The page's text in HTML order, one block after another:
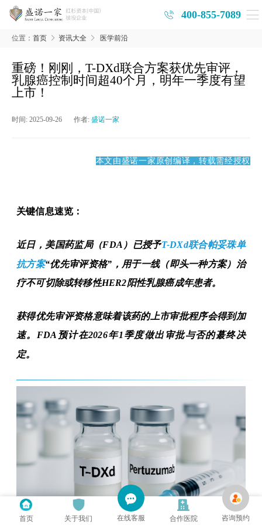
400-855-7089
位置： 首页 资讯大全 医学前沿
重磅！刚刚，T-DXd联合方案获优先审评，
乳腺癌控制时间超40个月，明年一季度有望
上市！
时间: 2025-09-26 作者: 盛诺一家
本文由盛诺一家原创编译，转载需经授权
关键信息速览：
近日，美国药监局（FDA ）已授予T-DXd联合帕妥珠单
抗方案“优先审评资格”，用于一线（即头一种方案）治
疗不可切除或转移性HER2阳性乳腺癌成年患者。
获得优先审评资格意味着该药的上市审批程序会得到加
速。 FDA 预计在2026年1季度做出审批与否的蕞终决
定。
首页 关于我们 在线客服 合作医院 咨询预约